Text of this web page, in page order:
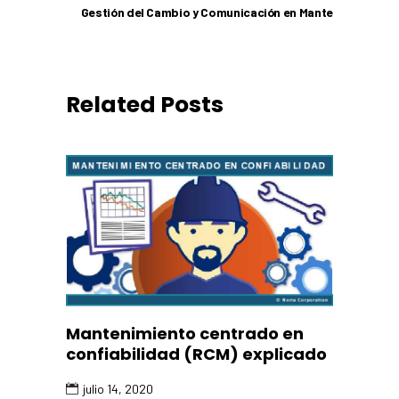
Gestión del Cambio y Comunicación en Mante
Related Posts
Mantenimiento centrado en
confiabilidad (RCM) explicado
julio 14, 2020